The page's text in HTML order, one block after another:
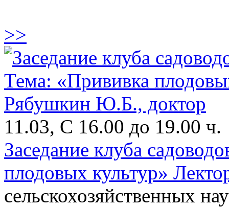
>>
11.03, С 16.00 до 19.00 ч.
Заседание клуба
плодовых культур»
сельскохозяйственных